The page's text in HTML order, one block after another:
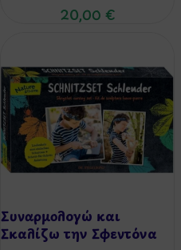
20,00 €
Συναρμολογώ και
Σκαλίζω την Σφεντόνα